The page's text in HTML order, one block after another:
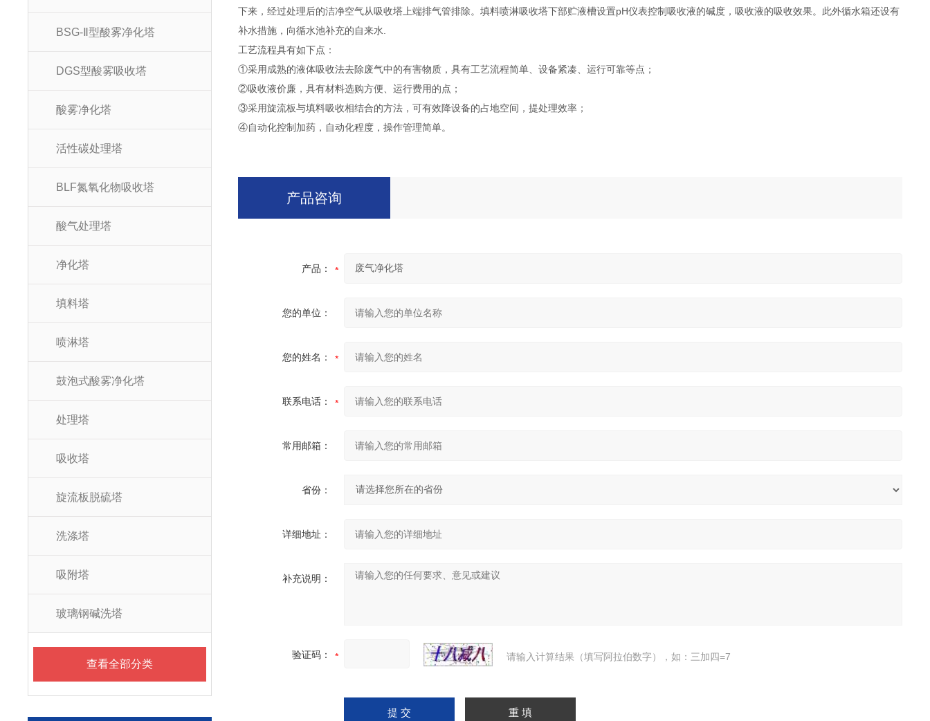
BSG-Ⅱ型酸雾净化塔
DGS型酸雾吸收塔
酸雾净化塔
活性碳处理塔
BLF氮氧化物吸收塔
酸气处理塔
净化塔
填料塔
喷淋塔
鼓泡式酸雾净化塔
处理塔
吸收塔
旋流板脱硫塔
洗涤塔
吸附塔
玻璃钢碱洗塔
查看全部分类
下来，经过处理后的洁净空气从吸收塔上端排气管排除。填料喷淋吸收塔下部贮液槽设置pH仪表控制吸收液的碱度，吸收液的吸收效果。此外循水箱还设有
补水措施，向循水池补充的自来水.
工艺流程具有如下点：
①采用成熟的液体吸收法去除废气中的有害物质，具有工艺流程简单、设备紧凑、运行可靠等点；
②吸收液价廉，具有材料选购方便、运行费用的点；
③采用旋流板与填料吸收相结合的方法，可有效降设备的占地空间，提处理效率；
④自动化控制加药，自动化程度，操作管理简单。
产品咨询
产品：
您的单位：
您的姓名：
联系电话：
常用邮箱：
省份：
详细地址：
补充说明：
验证码： 请输入计算结果（填写阿拉伯数字），如：三加四=7